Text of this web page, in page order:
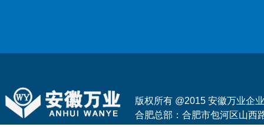
版权所有 @2015 安徽万业企
合肥总部：合肥市包河区山西